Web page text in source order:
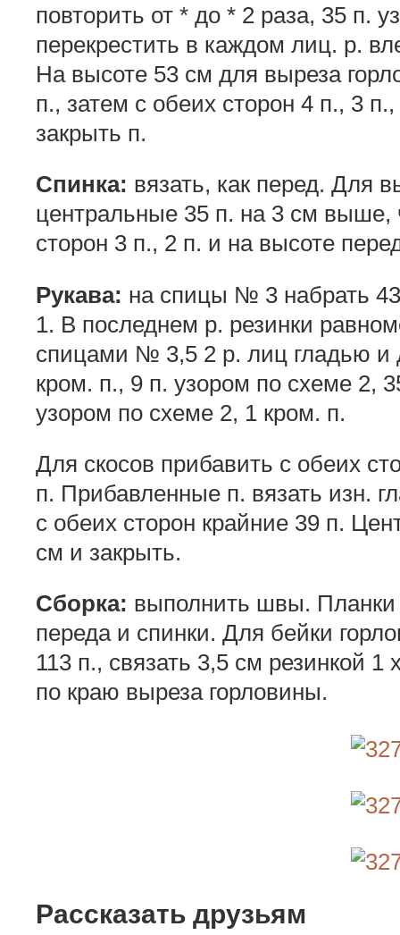
повторить от * до * 2 раза, 35 п.
перекрестить в каждом лиц. р.
На высоте 53 см для выреза
п., затем с обеих сторон 4 п., 3
закрыть п.
Спинка: вязать, как перед. Для
центральные 35 п. на 3 см выше,
сторон 3 п., 2 п. и на высоте
Рукава: на спицы № 3 набрать
1. В последнем р. резинки
спицами № 3,5 2 р. лиц гладью
кром. п., 9 п. узором по схеме 2,
узором по схеме 2, 1 кром. п.
Для скосов прибавить с обеих
п. Прибавленные п. вязать изн.
с обеих сторон крайние 39 п.
см и закрыть.
Сборка: выполнить швы.
переда и спинки. Для бейки
113 п., связать 3,5 см резинкой
по краю выреза горловины.
Рассказать друзьям